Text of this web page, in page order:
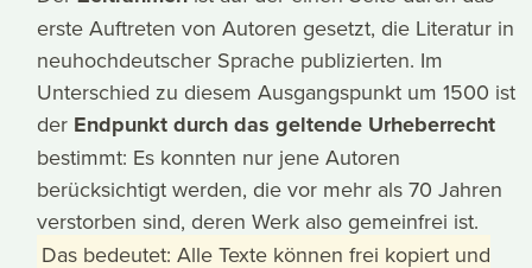
erste Auftreten von Autoren gesetzt, die Literatur in
neuhochdeutscher Sprache publizierten. Im
Unterschied zu diesem Ausgangspunkt um 1500 ist
der Endpunkt durch das geltende Urheberrecht
bestimmt: Es konnten nur jene Autoren
berücksichtigt werden, die vor mehr als 70 Jahren
verstorben sind, deren Werk also gemeinfrei ist.
Das bedeutet: Alle Texte können frei kopiert und